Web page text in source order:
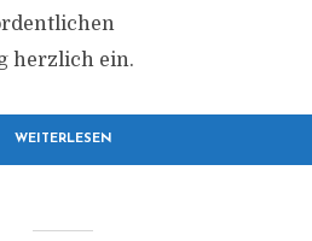
herzlich ein.
WEITERLESEN